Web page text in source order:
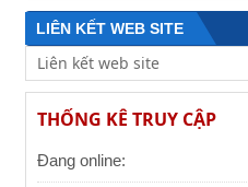
LIÊN KẾT WEB SITE
THỐNG KÊ TRUY CẬP
Đang online: